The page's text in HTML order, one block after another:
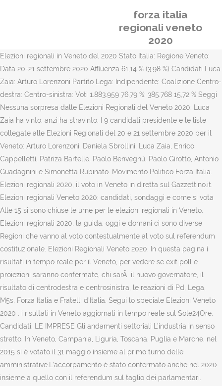
forza italia
regionali veneto
2020
Elezioni regionali in Veneto del 2020 Stato Italia: Regione Veneto:
Data 20-21 settembre 2020 Affluenza 61,14 % (3,98 %) Candidati Luca
Zaia: Arturo Lorenzoni Partito Lega: Indipendente: Coalizione Centro-
destra: Centro-sinistra: Voti 1.883.959 76,79 %: 385.768 15,72 % Seggi
Nessuna sorpresa dalle Elezioni Regionali del Veneto 2020: Luca
Zaia ha vinto, anzi ha stravinto. I 9 candidati presidente e le liste
collegate alle Elezioni Regionali del 20 e 21 settembre 2020 per il
Veneto: Arturo Lorenzoni, Daniela Sbrollini, Luca Zaia, Enrico
Cappelletti, Patriza Bartelle, Paolo Benvegnù, Paolo Girotto, Antonio
Guadagnini e Simonetta Rubinato. Movimento Politico Forza Italia.
Elezioni regionali 2020, il voto in Veneto in diretta sul Gazzettino.it.
Elezioni regionali Veneto 2020: candidati, sondaggi e come si vota
Alle 15 si sono chiuse le urne per le elezioni regionali in Veneto.
Elezioni regionali 2020, la guida: oggi e domani ci sono diverse
Regioni che vanno al voto contestualmente al voto sul referendum
costituzionale. Elezioni Regionali Veneto 2020. In questa pagina i
risultati in tempo reale per il Veneto, per vedere se exit poll e
proiezioni saranno confermate, chi sarÃ il nuovo governatore, il
risultato di centrodestra e centrosinistra, le reazioni di Pd, Lega,
M5s, Forza Italia e Fratelli d'Italia. Segui lo speciale Elezioni Veneto
2020 : i risultati in Veneto aggiornati in tempo reale sul Sole24Ore.
Candidati. LE IMPRESE Gli andamenti settoriali L’industria in senso
stretto. In Veneto, Campania, Liguria, Toscana, Puglia e Marche, nel
2015 si è votato il 31 maggio insieme al primo turno delle
amministrative.L’accorpamento è stato confermato anche nel 2020
insieme a quello con il referendum sul taglio dei parlamentari.